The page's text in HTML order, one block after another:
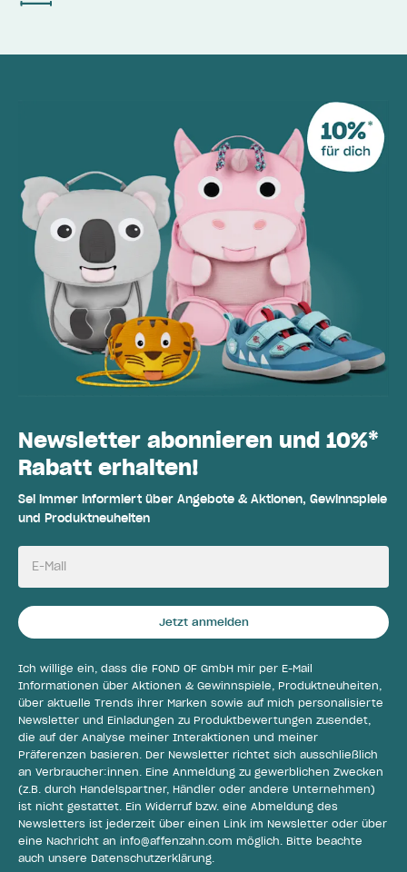
Newsletter abonnieren und 10%*
Rabatt erhalten!
Sei immer informiert über Angebote & Aktionen, Gewinnspiele
und Produktneuheiten
E-Mail
Jetzt anmelden
Ich willige ein, dass die FOND OF GmbH mir per E-Mail
Informationen über Aktionen & Gewinnspiele, Produktneuheiten,
über aktuelle Trends ihrer Marken sowie auf mich personalisierte
Newsletter und Einladungen zu Produktbewertungen zusendet,
die auf der Analyse meiner Interaktionen und meiner
Präferenzen basieren. Der Newsletter richtet sich ausschließlich
an Verbraucher:innen. Eine Anmeldung zu gewerblichen Zwecken
(z.B. durch Handelspartner, Händler oder andere Unternehmen)
ist nicht gestattet. Ein Widerruf bzw. eine Abmeldung des
Newsletters ist jederzeit über einen Link im Newsletter oder über
eine Nachricht an info@affenzahn.com möglich. Bitte beachte
auch unsere Datenschutzerklärung.